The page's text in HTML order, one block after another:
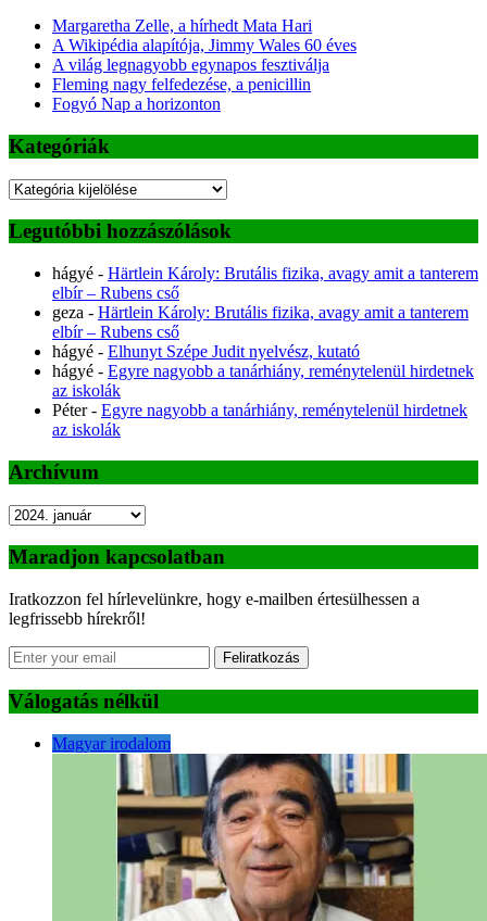
Margaretha Zelle, a hírhedt Mata Hari
A Wikipédia alapítója, Jimmy Wales 60 éves
A világ legnagyobb egynapos fesztiválja
Fleming nagy felfedezése, a penicillin
Fogyó Nap a horizonton
Kategóriák
Kategóriák
Legutóbbi hozzászólások
hágyé - Härtlein Károly: Brutális fizika, avagy amit a tanterem
elbír – Rubens cső
geza - Härtlein Károly: Brutális fizika, avagy amit a tanterem
elbír – Rubens cső
hágyé - Elhunyt Szépe Judit nyelvész, kutató
hágyé - Egyre nagyobb a tanárhiány, reménytelenül hirdetnek
az iskolák
Péter- Egyre nagyobb a tanárhiány, reménytelenül hirdetnek
az iskolák
Archívum
Archívum
Maradjon kapcsolatban
Iratkozzon fel hírlevelünkre, hogy e-mailben értesülhessen a
legfrissebb hírekről!
Feliratkozás
Válogatás nélkül
Magyar irodalom